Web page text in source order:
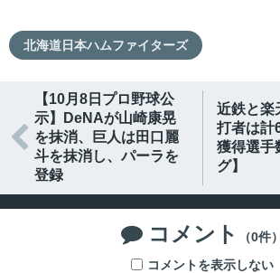
北海道日本ハムファイターズ

【10月8日プロ野球公
示】DeNAが山崎康晃
を抹消、巨人は田口麗
斗を抹消し、パーラを
登録
近鉄と楽
打者は計
獲得選手
グ】
 コメント
（0件）
コメントを表示しない